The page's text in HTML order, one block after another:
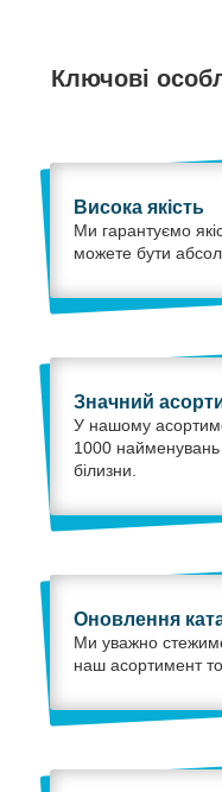
Ключові
Висока якість
Ми гарантуємо
можете бути
Значний
У нашому
1000 найменувань
білизни.
Оновлення
Ми уважно
наш асортимент